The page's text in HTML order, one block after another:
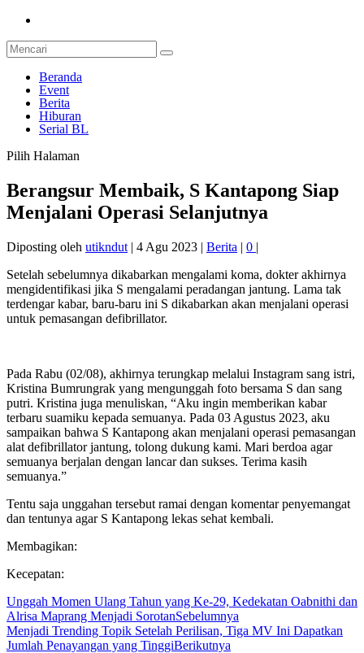
Beranda
Event
Berita
Hiburan
Serial BL
Pilih Halaman
Berangsur Membaik, S Kantapong Siap
Menjalani Operasi Selanjutnya
Diposting oleh utikndut | 4 Agu 2023 | Berita | 0 |
Setelah sebelumnya dikabarkan mengalami koma, dokter akhirnya
mengidentifikasi jika S mengalami peradangan jantung. Lama tak
terdengar kabar, baru-baru ini S dikabarkan akan menjalani operasi
untuk pemasangan defibrillator.
Pada Rabu (02/08), akhirnya terungkap melalui Instagram sang istri,
Kristina Bumrungrak yang mengunggah foto bersama S dan sang
putri. Kristina juga menuliskan, “Aku ingin memberikan kabar
terbaru suamiku kepada semuanya. Pada 03 Agustus 2023, aku
sampaikan bahwa S Kantapong akan menjalani operasi pemasangan
alat defibrillator jantung, tolong dukung kami. Mari berdoa agar
semuanya berjalan dengan lancar dan sukses. Terima kasih
semuanya.”
Tentu saja unggahan tersebut ramai dengan komentar penyemangat
dan tentunya agar S Kantapong lekas sehat kembali.
Membagikan:
Kecepatan:
Unggah Momen Ulang Tahun yang Ke-29, Kedekatan Oabnithi dan
Alrisa Maprang Menjadi SorotanSebelumnya
Menjadi Trending Topik Setelah Perilisan, Tiga MV Ini Dapatkan
Jumlah Penayangan yang TinggiBerikutnya